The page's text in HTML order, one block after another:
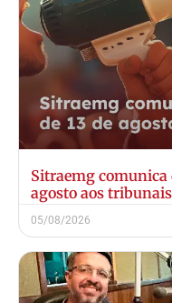
Sitraemg comunica
agosto aos tribunais
05/08/2026